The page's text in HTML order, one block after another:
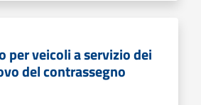
per veicoli a servizio dei
del contrassegno